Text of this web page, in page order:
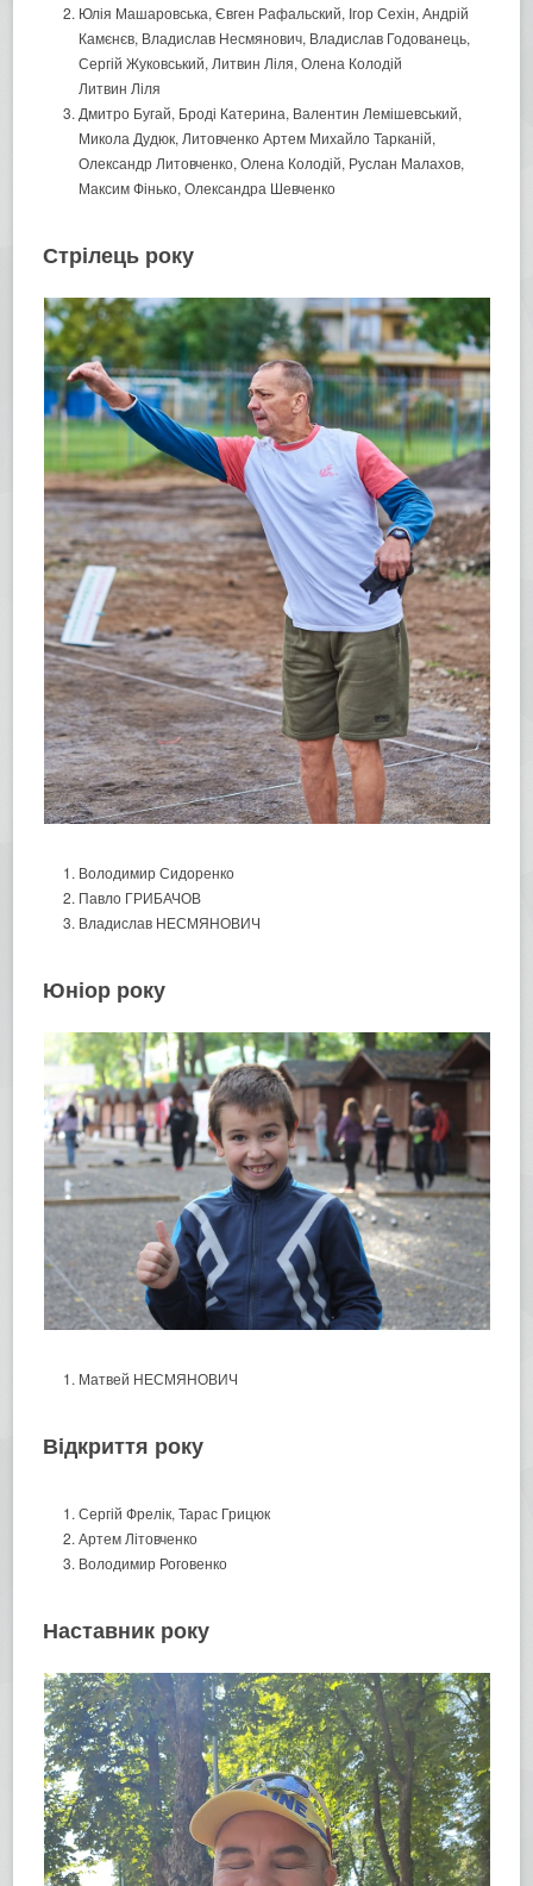
Юлія Машаровська, Євген Рафальский, Ігор Сехін, Андрій
Камєнєв, Владислав Несмянович, Владислав Годованець,
Сергій Жуковський, Литвин Ліля, Олена Колодій
Литвин Ліля
Дмитро Бугай, Броді Катерина, Валентин Лемішевський,
Микола Дудюк, Литовченко Артем Михайло Тарканій,
Олександр Литовченко, Олена Колодій, Руслан Малахов,
Максим Фінько, Олександра Шевченко
Стрілець року
Володимир Сидоренко
Павло ГРИБАЧОВ
Владислав НЕСМЯНОВИЧ
Юніор року
Матвей НЕСМЯНОВИЧ
Відкриття року
Сергій Фрелік, Тарас Грицюк
Артем Літовченко
Володимир Роговенко
Наставник року